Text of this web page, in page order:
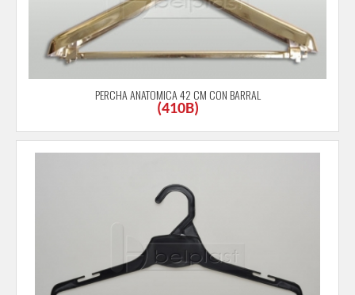
PERCHA ANATOMICA 42 CM CON BARRAL
(410B)